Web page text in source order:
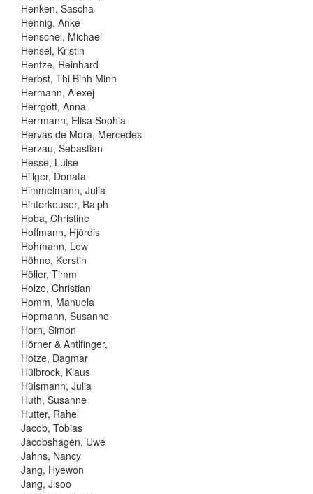
Henken, Sascha
Hennig, Anke
Henschel, Michael
Hensel, Kristin
Hentze, Reinhard
Herbst, Thi Binh Minh
Hermann, Alexej
Herrgott, Anna
Herrmann, Elisa Sophia
Hervás de Mora, Mercedes
Herzau, Sebastian
Hesse, Luise
Hillger, Donata
Himmelmann, Julia
Hinterkeuser, Ralph
Hoba, Christine
Hoffmann, Hjördis
Hohmann, Lew
Höhne, Kerstin
Höller, Timm
Holze, Christian
Homm, Manuela
Hopmann, Susanne
Horn, Simon
Hörner & Antlfinger,
Hotze, Dagmar
Hülbrock, Klaus
Hülsmann, Julia
Huth, Susanne
Hutter, Rahel
Jacob, Tobias
Jacobshagen, Uwe
Jahns, Nancy
Jang, Hyewon
Jang, Jisoo